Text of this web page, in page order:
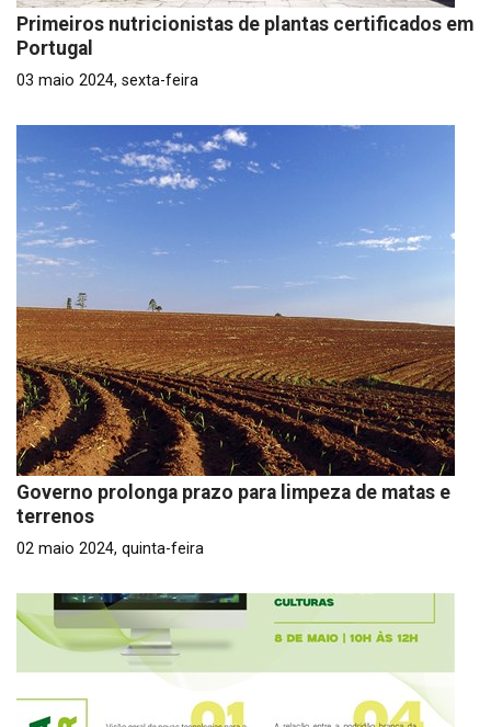
Primeiros nutricionistas de plantas certificados em
Portugal
03 maio 2024, sexta-feira
Governo prolonga prazo para limpeza de matas e
terrenos
02 maio 2024, quinta-feira